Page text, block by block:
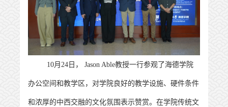
10月24日， Jason Able教授一行参观了海德学院
办公空间和教学区，对学院良好的教学设施、硬件条件
和浓厚的中西交融的文化氛围表示赞赏。 在学院传统文